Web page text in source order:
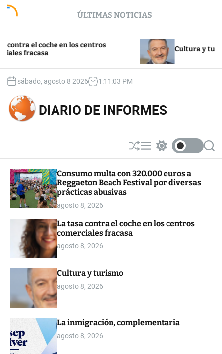
c
ÚLTIMAS NOTICIAS
el coche en los centros
Cultura y turismo
sábado, agosto 8 2026 1 :11 :03 PM
DIARIO DE INFORMES
S
h
ff
l
M
e
u
w
t
c
o
S
e
Consumo multa con 320.000 euros a
Reggaeton Beach Festival por diversas
prácticas abusivas
agosto 8, 2026
La tasa contra el coche en los centros
comerciales fracasa
agosto 8, 2026
Cultura y turismo
agosto 8, 2026
La inmigración, complementaria
agosto 8, 2026